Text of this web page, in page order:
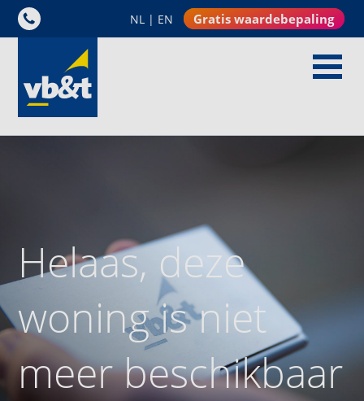
NL | EN Gratis waardebepaling
Helaas, deze
woning is niet
meer beschikbaar